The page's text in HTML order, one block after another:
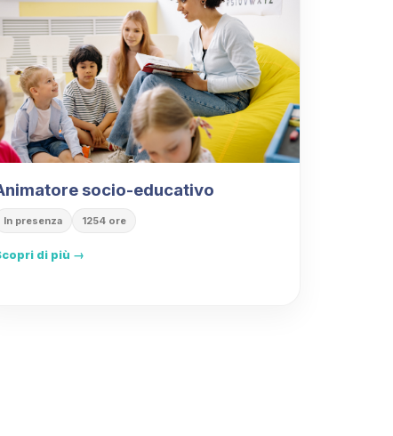
socio-educativo
In presenza 1254 ore
di più →